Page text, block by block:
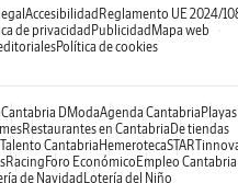
Accesibilidad Reglamento UE 2024/
de privacidad Publicidad Mapa web
Política de cookies
Cantabria DModaAgenda Cantabria Playas
Restaurantes en Cantabria De tiendas
Talento Cantabria Hemeroteca
Racing Foro Económico Empleo Cantabria
de Navidad Lotería del Niño